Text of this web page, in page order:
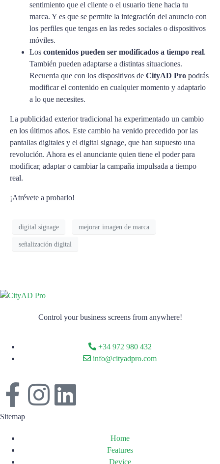
sentimiento que el cliente o el usuario tiene hacia tu
marca. Y es que se permite la integración del anuncio con
los perfiles que tengas en las redes sociales o dispositivos
móviles.
Los contenidos pueden ser modificados a tiempo real.
También pueden adaptarse a distintas situaciones.
Recuerda que con los dispositivos de CityAD Pro podrás
modificar el contenido en cualquier momento y adaptarlo
a lo que necesites.
La publicidad exterior tradicional ha experimentado un cambio
en los últimos años. Este cambio ha venido precedido por las
pantallas digitales y el digital signage, que han supuesto una
revolución. Ahora es el anunciante quien tiene el poder para
modificar, adaptar o cambiar la campaña impulsada a tiempo
real.
¡Atrévete a probarlo!
digital signage mejorar imagen de marca
señalización digital
Control your business screens from anywhere!
+34 972 980 432
info@cityadpro.com
Sitemap
Home
Features
Device